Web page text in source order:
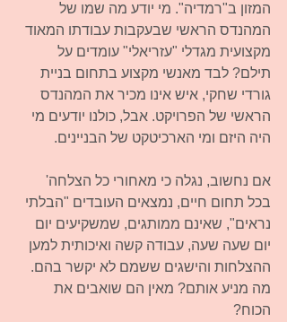
המזון ב"רמדיה". מי יודע מה שמו של
המהנדס הראשי שבעקבות עבודתו המאוד
מקצועית מגדלי "עזריאלי" עומדים על
תילם? לבד מאנשי מקצוע בתחום בניית
גורדי שחקי, איש אינו מכיר את המהנדס
הראשי של הפרויקט. אבל, כולנו יודעים מי
היה היזם ומי הארכיטקט של הבניינים.
אם נחשוב, נגלה כי מאחורי כל הצלחה'
בכל תחום חיים, נמצאים העובדים "הבלתי
נראים", שאינם ממותגים, שמשקיעים יום
יום שעה שעה, עבודה קשה ואיכותית למען
ההצלחות והישגים ששמם לא יקשר בהם.
מה מניע אותם? מאין הם שואבים את
הכוח?